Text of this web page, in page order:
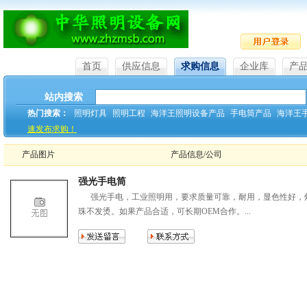
首页 供应信息 求购信息 企业库 产
站内搜索
热门搜索： 照明灯具 照明工程 海洋王照明设备产品 手电筒产品
海洋王
速发布求购！
产品图片 产品信息/公司
强光手电筒
强光手电，工业照明用，要求质量可靠，耐用，显色性好，
珠不发烫。如果产品合适，可长期OEM合作。...